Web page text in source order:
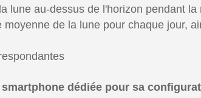
lune au-dessus de l'horizon pendant la
de la lune pour chaque jour,
dédiée pour sa